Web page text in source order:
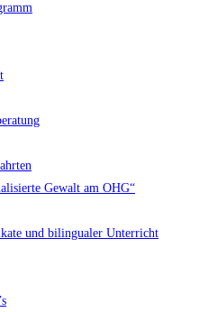
Gewalt am OHG“
und bilingualer Unterricht